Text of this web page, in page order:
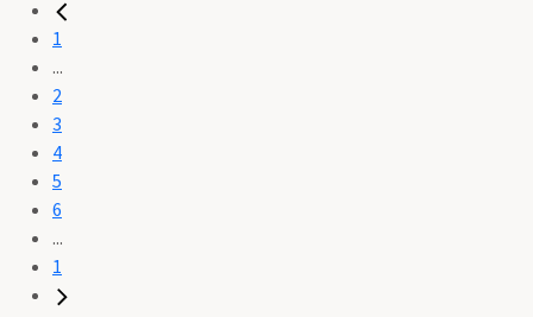
1
...
2
3
4
5
6
...
1